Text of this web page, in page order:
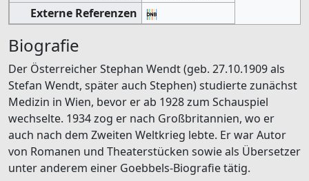
Externe Referenzen
Biografie
Der Österreicher Stephan Wendt (geb. 27.10.1909 als
Stefan Wendt, später auch Stephen) studierte zunächst
Medizin in Wien, bevor er ab 1928 zum Schauspiel
wechselte. 1934 zog er nach Großbritannien, wo er
auch nach dem Zweiten Weltkrieg lebte. Er war Autor
von Romanen und Theaterstücken sowie als Übersetzer
unter anderem einer Goebbels-Biografie tätig.